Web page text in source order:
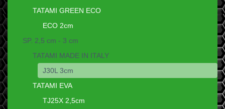
TATAMI GREEN ECO
ECO 2cm
SP. 2,5 cm - 3 cm
TATAMI MADE IN ITALY
J30L 3cm
TATAMI EVA
TJ25X 2,5cm